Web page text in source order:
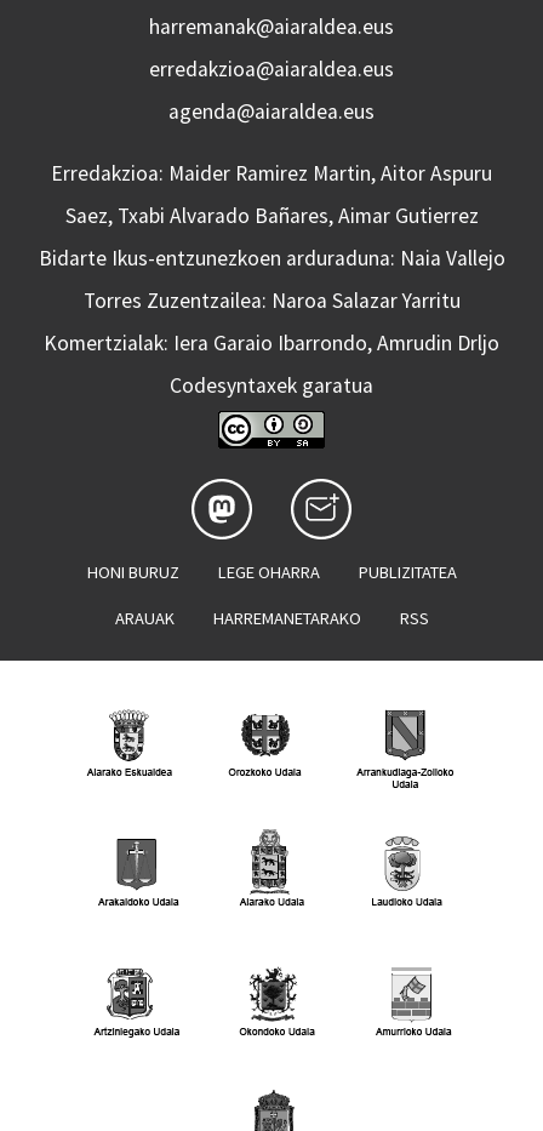
harremanak@aiaraldea.eus
erredakzioa@aiaraldea.eus
agenda@aiaraldea.eus
Erredakzioa: Maider Ramirez Martin, Aitor Aspuru
Saez, Txabi Alvarado Bañares, Aimar Gutierrez
Bidarte Ikus-entzunezkoen arduraduna: Naia Vallejo
Torres Zuzentzailea: Naroa Salazar Yarritu
Komertzialak: Iera Garaio Ibarrondo, Amrudin Drljo
Codesyntaxek garatua
HONI BURUZ LEGE OHARRA PUBLIZITATEA
ARAUAK HARREMANETARAKO RSS